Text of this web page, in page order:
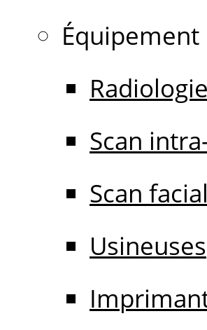
Équipement
Radiologie
Scan
Scan facial
Usineuses